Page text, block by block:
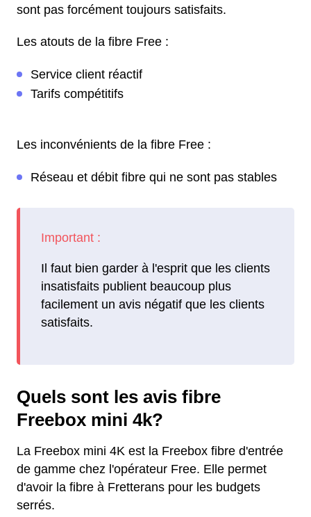
sont pas forcément toujours satisfaits.
Les atouts de la fibre Free :
Service client réactif
Tarifs compétitifs
Les inconvénients de la fibre Free :
Réseau et débit fibre qui ne sont pas stables
Il faut bien garder à l'esprit que les clients
insatisfaits publient beaucoup plus
facilement un avis négatif que les clients
satisfaits.
Quels sont les avis fibre
Freebox mini 4k?
La Freebox mini 4K est la Freebox fibre d'entrée
de gamme chez l'opérateur Free. Elle permet
d'avoir la fibre à Fretterans pour les budgets
serrés.